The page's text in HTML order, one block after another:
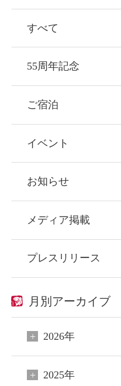
すべて
55周年記念
ご宿泊
イベント
お知らせ
メディア掲載
プレスリリース
月別アーカイブ
2026年
2025年